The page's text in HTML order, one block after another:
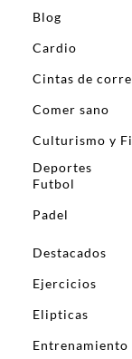
Blog
Cardio
Cintas de
Comer sano
Culturismo y
Deportes
Futbol
Padel
Destacados
Ejercicios
Elipticas
Entrenamiento